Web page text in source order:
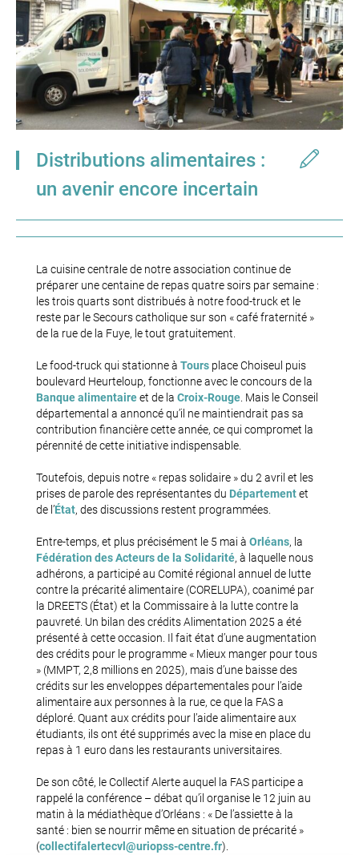
Distributions alimentaires :
un avenir encore incertain
La cuisine centrale de notre association continue de
préparer une centaine de repas quatre soirs par semaine :
les trois quarts sont distribués à notre food-truck et le
reste par le Secours catholique sur son « café fraternité »
de la rue de la Fuye, le tout gratuitement.
Le food-truck qui stationne àTours place Choiseul puis
boulevard Heurteloup, fonctionne avec le concours de la
Banque alimentaireet de laCroix-Rouge . Mais le Conseil
départemental a annoncé qu’il ne maintiendrait pas sa
contribution financière cette année, ce qui compromet la
pérennité de cette initiative indispensable.
Toutefois, depuis notre « repas solidaire » du 2 avril et les
prises de parole des représentantes du Départementet
de l’État, des discussions restent programmées.
Entre-temps, et plus précisément le 5 mai àOrléans, la
Fédération des Acteurs de la Solidarité, à laquelle nous
adhérons, a participé au Comité régional annuel de lutte
contre la précarité alimentaire (CORELUPA), coanimé par
la DREETS (État) et la Commissaire à la lutte contre la
pauvreté. Un bilan des crédits Alimentation 2025 a été
présenté à cette occasion. Il fait état d’une augmentation
des crédits pour le programme « Mieux manger pour tous
» (MMPT, 2,8 millions en 2025), mais d’une baisse des
crédits sur les enveloppes départementales pour l’aide
alimentaire aux personnes à la rue, ce que la FAS a
déploré. Quant aux crédits pour l’aide alimentaire aux
étudiants, ils ont été supprimés avec la mise en place du
repas à 1 euro dans les restaurants universitaires.
De son côté, le Collectif Alerte auquel la FAS participe a
rappelé la conférence – débat qu’il organise le 12 juin au
matin à la médiathèque d’Orléans : « De l’assiette à la
santé : bien se nourrir même en situation de précarité »
(collectifalertecvl@uriopss-centre.fr).